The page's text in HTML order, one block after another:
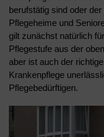
berufstätig sind oder
Pflegeheime und
gilt zunächst natürlich
Pflegestufe aus der
aber ist auch der
Krankenpflege
Pflegebedürftigen.